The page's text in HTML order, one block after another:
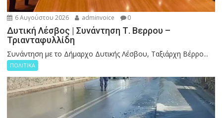
6 Αυγούστου 2026 adminvoice 0
Δυτική Λέσβος | Συνάντηση Τ. Βερρου –
Τριανταφυλλίδη
Συνάντηση με το Δήμαρχο Δυτικής Λέσβου, Ταξιάρχη Βέρρο...
ΠΟΛΙΤΙΚΑ